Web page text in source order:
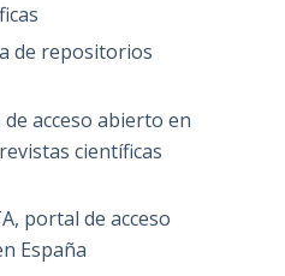
de repositorios
acceso abierto en
científicas
portal de acceso
España